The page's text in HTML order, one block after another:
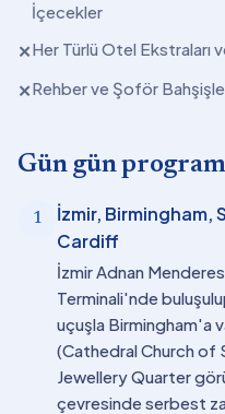
İçecekler
✕Her Türlü Otel Ekstraları
✕Rehber ve Şoför
Gün gün program
1
İzmir,
Cardiff
İzmir Adnan Menderes
Terminali'nde
uçuşla Birmingham'a
(Cathedral Church of
Jewellery Quarter
çevresinde serbest